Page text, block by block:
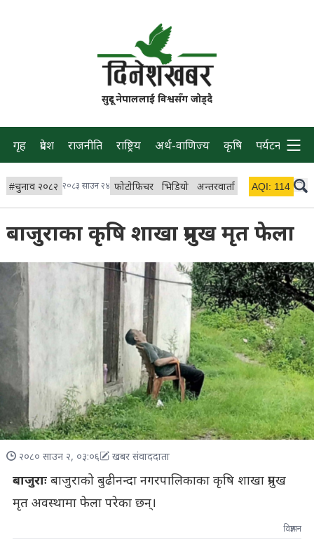
सुदूर नेपाललाई विश्वसँग जोड्दै
गृह प्रदेश राजनीति राष्ट्रिय अर्थ-वाणिज्य कृषि पर्यटन प्रवास
#चुनाव २०८२ २०८३ साउन २४ फोटोफिचर भिडियो अन्तरवार्ता विचार/ब्लग
AQI: 114
बाजुराका कृषि शाखा प्रमुख मृत फेला
२०८० साउन २, ०३:०६ खबर संवाददाता
बाजुराःबाजुराको बुढीनन्दा नगरपालिकाका कृषि शाखा प्रमुख
मृत अवस्थामा फेला परेका छन्।
विज्ञापन